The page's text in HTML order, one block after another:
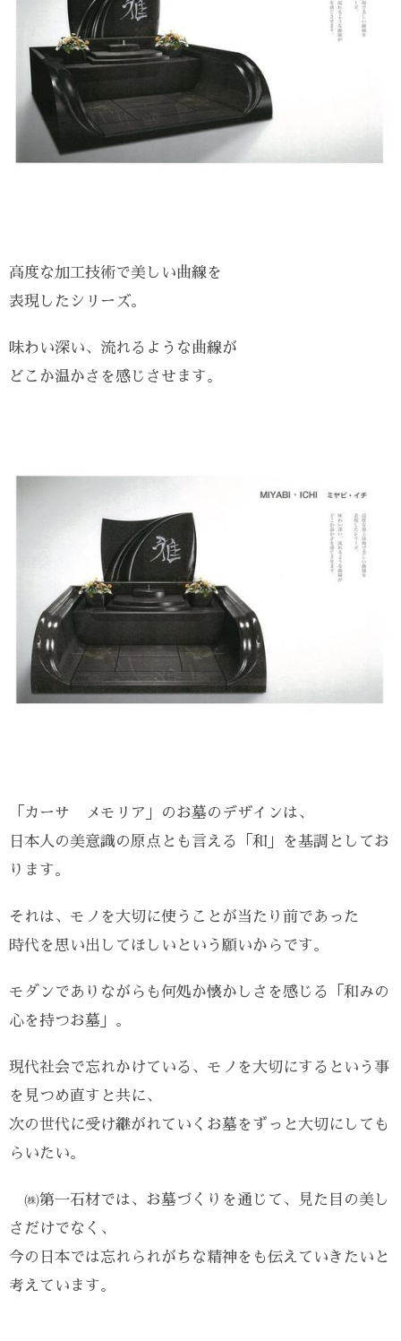
高度な加工技術で美しい曲線を
表現したシリーズ。
味わい深い、流れるような曲線が
どこか温かさを感じさせます。
「カーサ メモリア」のお墓のデザインは、
日本人の美意識の原点とも言える「和」を基調としてお
ります。
それは、モノを大切に使うことが当たり前であった
時代を思い出してほしいという願いからです。
モダンでありながらも何処か懐かしさを感じる「和みの
心を持つお墓」。
現代社会で忘れかけている、モノを大切にするという事
を見つめ直すと共に、
次の世代に受け継がれていくお墓をずっと大切にしても
らいたい。
㈱第一石材では、お墓づくりを通じて、見た目の美し
さだけでなく、
今の日本では忘れられがちな精神をも伝えていきたいと
考えています。